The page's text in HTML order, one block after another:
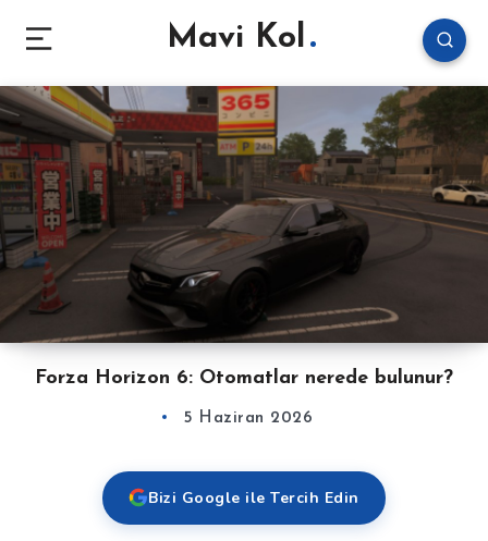
Mavi Kol
Forza Horizon 6: Otomatlar nerede bulunur?
5 Haziran 2026
Bizi Google ile Tercih Edin